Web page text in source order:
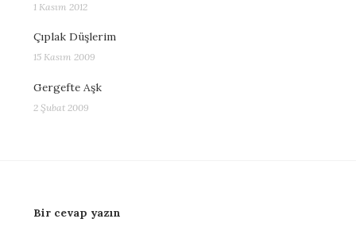
1 Kasım 2012
Çıplak Düşlerim
15 Kasım 2009
Gergefte Aşk
2 Şubat 2009
Bir cevap yazın